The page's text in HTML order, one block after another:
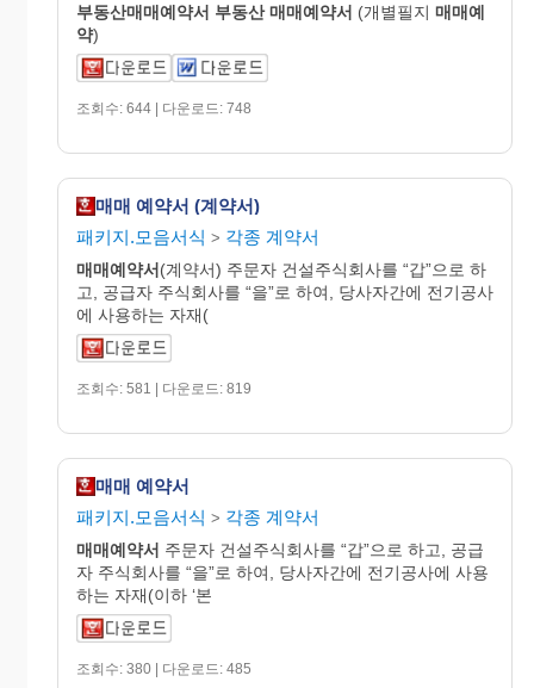
부동산매매예약서 부동산 매매예약서 (개별필지 매매예
약)
조회수: 644 | 다운로드: 748
매매 예약서 (계약서)
패키지.모음서식 > 각종 계약서
매매예약서(계약서) 주문자 건설주식회사를 “갑”으로 하
고, 공급자 주식회사를 “을”로 하여, 당사자간에 전기공사
에 사용하는 자재(
조회수: 581 | 다운로드: 819
매매 예약서
패키지.모음서식 > 각종 계약서
매매예약서 주문자 건설주식회사를 “갑”으로 하고, 공급
자 주식회사를 “을”로 하여, 당사자간에 전기공사에 사용
하는 자재(이하 ‘본
조회수: 380 | 다운로드: 485